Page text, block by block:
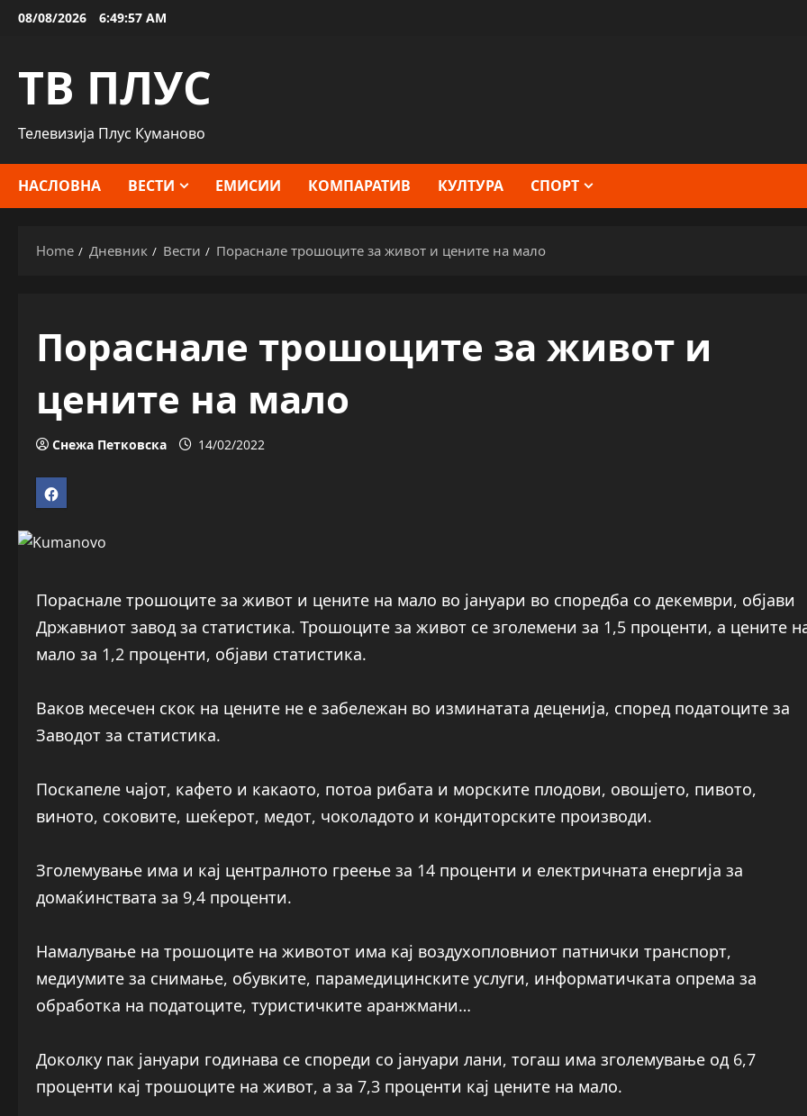
Skip08/08/2026 6:49:57 AM
ТВ ПЛУС
Телевизија Плус Куманово
НАСЛОВНА ВЕСТИ ЕМИСИИ КОМПАРАТИВ КУЛТУРА СПОРТ
Home Дневник Вести Пораснале трошоците за живот и цените на мало
Пораснале трошоците за живот и
цените на мало
Снежа Петковска 14/02/2022
Пораснале трошоците за живот и цените на мало во јануари во споредба со декември, објави
Државниот завод за статистика. Трошоците за живот се зголемени за 1,5 проценти, а цените
мало за 1,2 проценти, објави статистика.
Ваков месечен скок на цените не е забележан во изминатата деценија, според податоците за
Заводот за статистика.
Поскапеле чајот, кафето и какаото, потоа рибата и морските плодови, овошјето, пивото,
виното, соковите, шеќерот, медот, чоколадото и кондиторските производи.
Зголемување има и кај централното греење за 14 проценти и електричната енергија за
домаќинствата за 9,4 проценти.
Намалување на трошоците на животот има кај воздухопловниот патнички транспорт,
медиумите за снимање, обувките, парамедицинските услуги, информатичката опрема за
обработка на податоците, туристичките аранжмани…
Доколку пак јануари годинава се спореди со јануари лани, тогаш има зголемување од 6,7
проценти кај трошоците на живот, а за 7,3 проценти кај цените на мало.